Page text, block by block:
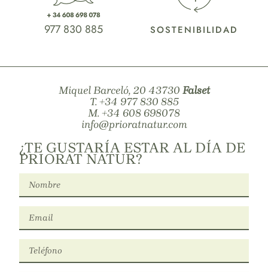
977 830 885 SOSTENIBILIDAD
Miquel Barceló, 20 43730 Falset
T.+34 977 830 885
M. +34 608 698078
info@prioratnatur.com
¿TE GUSTARÍA ESTAR AL DÍA DE
PRIORAT NATUR?